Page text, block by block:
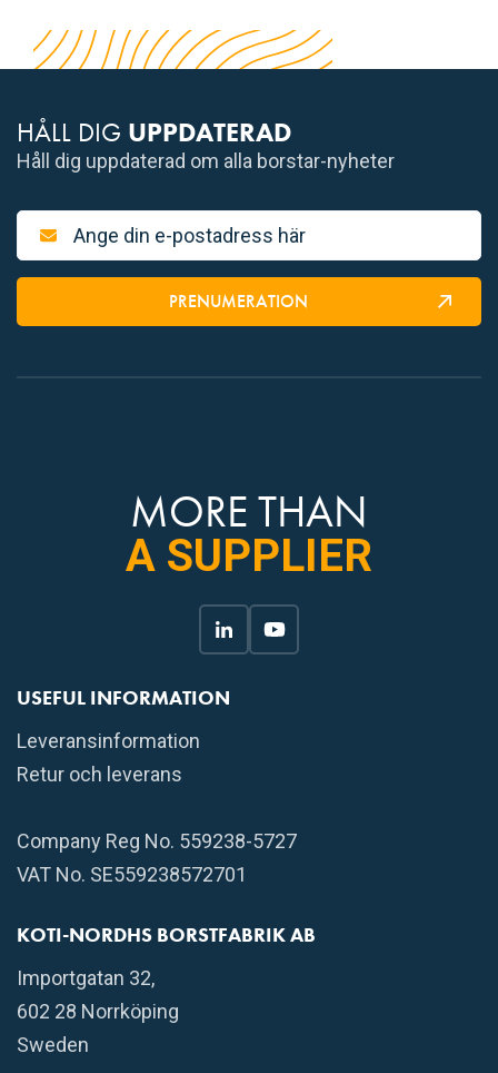
HÅLL DIG UPPDATERAD
Håll dig uppdaterad om alla borstar-nyheter
PRENUMERATION
MORE THAN
A SUPPLIER
USEFUL INFORMATION
Leveransinformation
Retur och leverans
Company Reg No. 559238-5727
VAT No. SE559238572701
KOTI-NORDHS BORSTFABRIK AB
Importgatan 32,
602 28 Norrköping
Sweden